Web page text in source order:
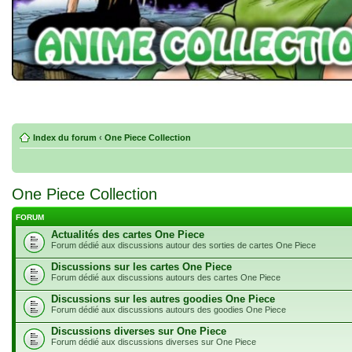
Index du forum ‹ One Piece Collection
One Piece Collection
FORUM
Actualités des cartes One Piece
Forum dédié aux discussions autour des sorties de cartes One Piece
Discussions sur les cartes One Piece
Forum dédié aux discussions autours des cartes One Piece
Discussions sur les autres goodies One Piece
Forum dédié aux discussions autours des goodies One Piece
Discussions diverses sur One Piece
Forum dédié aux discussions diverses sur One Piece